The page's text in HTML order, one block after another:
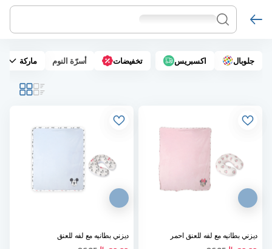
جلوبال اكسبريس تخفيضات أسرّة النوم ماركة
ديزني بطانيه مع لفه للعنق احمر ديزني بطانيه مع لفه للعنق